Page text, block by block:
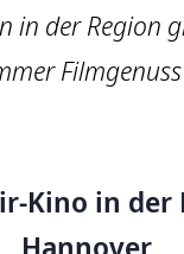
in der Region
Kino in der